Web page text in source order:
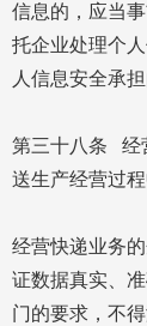
信息的，应当
托企业处理个
人信息安全承
第三十八条 经
送生产经营过
经营快递业务
证数据真实、
门的要求，不